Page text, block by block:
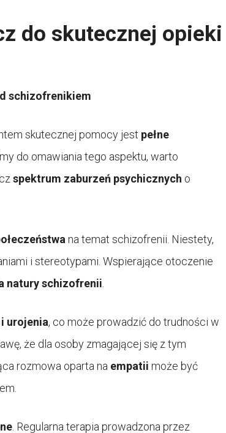
do skutecznej opieki
schizofrenikiem
skutecznej pomocy jest pełne
do omawiania tego aspektu, warto
spektrum zaburzeń psychicznych o
na temat schizofrenii. Niestety,
i stereotypami. Wspierające otoczenie
natury schizofrenii
urojenia, co może prowadzić do trudności w
że dla osoby zmagającej się z tym
rozmowa oparta na empatii może być
. Regularna terapia prowadzona przez